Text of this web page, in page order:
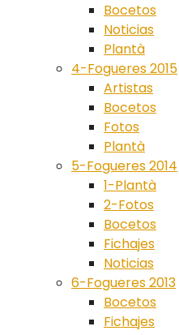
Bocetos
Noticias
Plantà
4-Fogueres 2015
Artistas
Bocetos
Fotos
Plantà
5-Fogueres 2014
1-Plantà
2-Fotos
Bocetos
Fichajes
Noticias
6-Fogueres 2013
Bocetos
Fichajes